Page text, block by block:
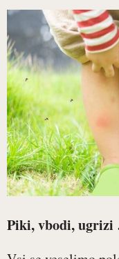
Piki, vbodi,